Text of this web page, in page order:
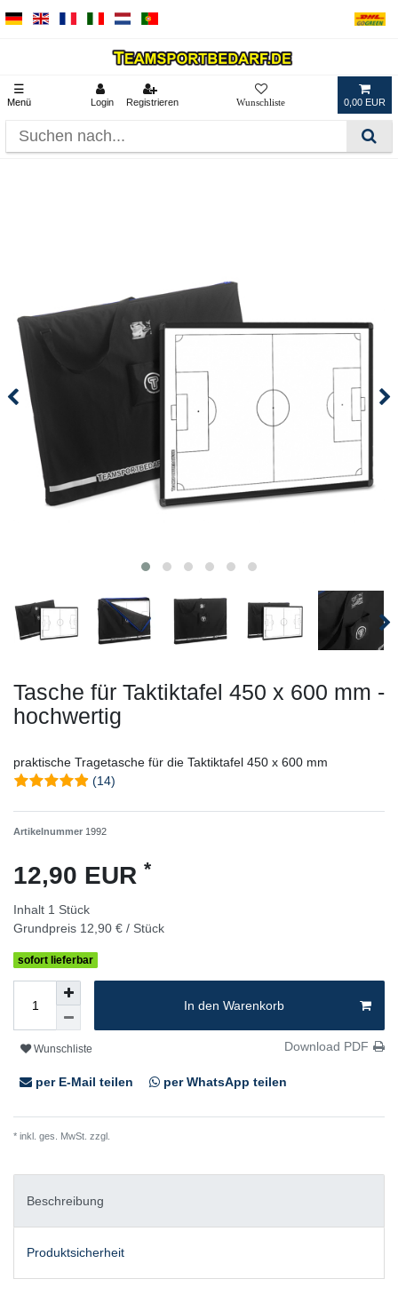
☰
Menü Login Registrieren 0,00 EUR
Tasche für Taktiktafel 450 x 600 mm -
hochwertig
praktische Tragetasche für die Taktiktafel 450 x 600 mm
(14)
Artikelnummer 1992
12,90 EUR *
Inhalt 1 Stück
Grundpreis 12,90 € / Stück
sofort lieferbar
In den Warenkorb
Wunschliste Download PDF
per E-Mail teilen per WhatsApp teilen
* inkl. ges. MwSt. zzgl.
Beschreibung
Produktsicherheit